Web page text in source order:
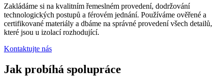
Zakládáme si na kvalitním řemeslném provedení, dodržování
technologických postupů a férovém jednání. Používáme ověřené a
certifikované materiály a dbáme na správné provedení všech detailů,
které jsou u izolací rozhodující.
Kontaktujte nás
Jak probíhá spolupráce